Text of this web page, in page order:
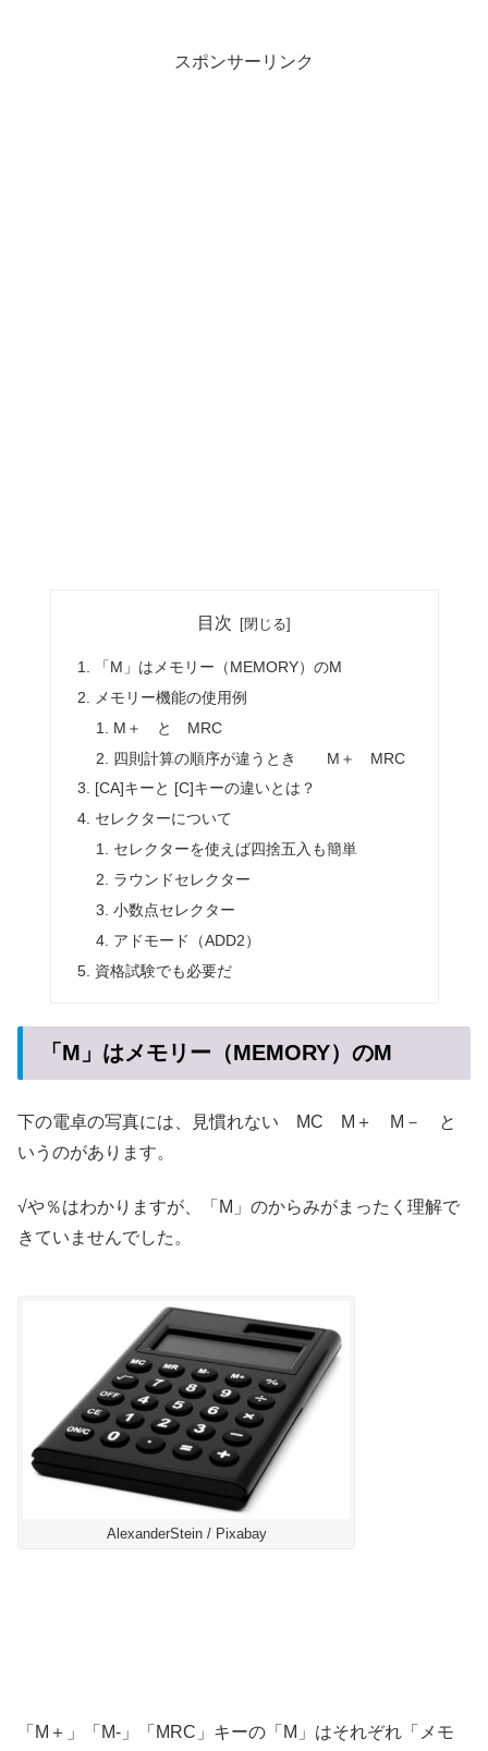
スポンサーリンク
目次
「M」はメモリー（MEMORY）のM
メモリー機能の使用例
M＋ と MRC
四則計算の順序が違うとき M＋ MRC
[CA]キーと [C]キーの違いとは？
セレクターについて
セレクターを使えば四捨五入も簡単
ラウンドセレクター
小数点セレクター
アドモード（ADD2）
資格試験でも必要だ
「M」はメモリー（MEMORY）のM
下の電卓の写真には、見慣れない MC M＋ M－ と
いうのがあります。
√や％はわかりますが、「M」のからみがまったく理解で
きていませんでした。
AlexanderStein / Pixabay
「M＋」「M-」「MRC」キーの「M」はそれぞれ「メモ